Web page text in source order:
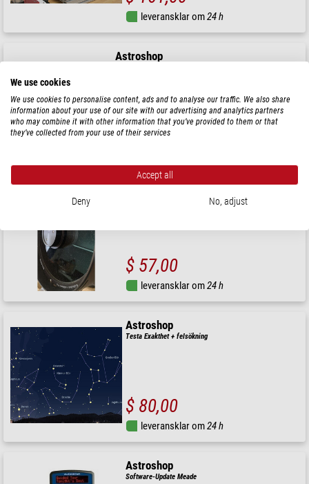
leveransklar om24 h
Astroshop
$ 156,00
Astroshop
Rengöring av optikens utsida
$ 57,00
leveransklar om24 h
Astroshop
Testa Exakthet + felsökning
$ 80,00
leveransklar om24 h
Astroshop
Software-Update Meade
We use cookies
We use cookies to personalise content, ads and to analyse our traffic. We also share
information about your use of our site with our advertising and analytics partners
who may combine it with other information that you’ve provided to them or that
they’ve collected from your use of their services
Accept all
Deny No, adjust